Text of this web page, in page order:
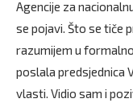
Agencije za
se pojavi. Što se tiče
razumijem u
poslala predsjednica
vlasti. Vidio sam i